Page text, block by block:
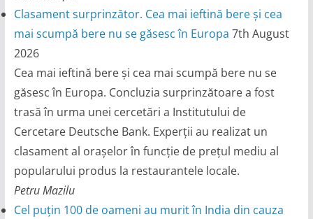
Clasament surprinzător. Cea mai ieftină bere și cea
mai scumpă bere nu se găsesc în Europa 7th August
2026
Cea mai ieftină bere și cea mai scumpă bere nu se
găsesc în Europa. Concluzia surprinzătoare a fost
trasă în urma unei cercetări a Institutului de
Cercetare Deutsche Bank. Experții au realizat un
clasament al orașelor în funcție de prețul mediu al
popularului produs la restaurantele locale.
Petru Mazilu
Cel puțin 100 de oameni au murit în India din cauza